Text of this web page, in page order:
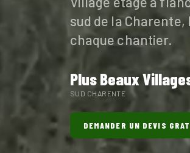
sud de la
chaque chantier.
Plus Beaux
SUD CHARENTE
DEMANDER UN DEVIS